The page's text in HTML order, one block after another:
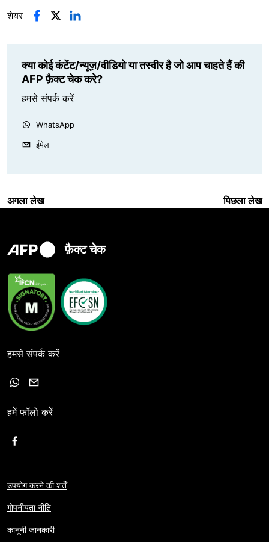
शेयर
क्या कोई कंटेंट/न्यूज़/वीडियो या तस्वीर है जो आप चाहते हैं की
AFP फ़ैक्ट चेक करे?
हमसे संपर्क करें
WhatsApp
ईमेल
अगला लेख पिछला लेख
फ़ैक्ट चेक
हमसे संपर्क करें
हमें फॉलो करें
उपयोग करने की शर्तें
गोपनीयता नीति
कानूनी जानकारी